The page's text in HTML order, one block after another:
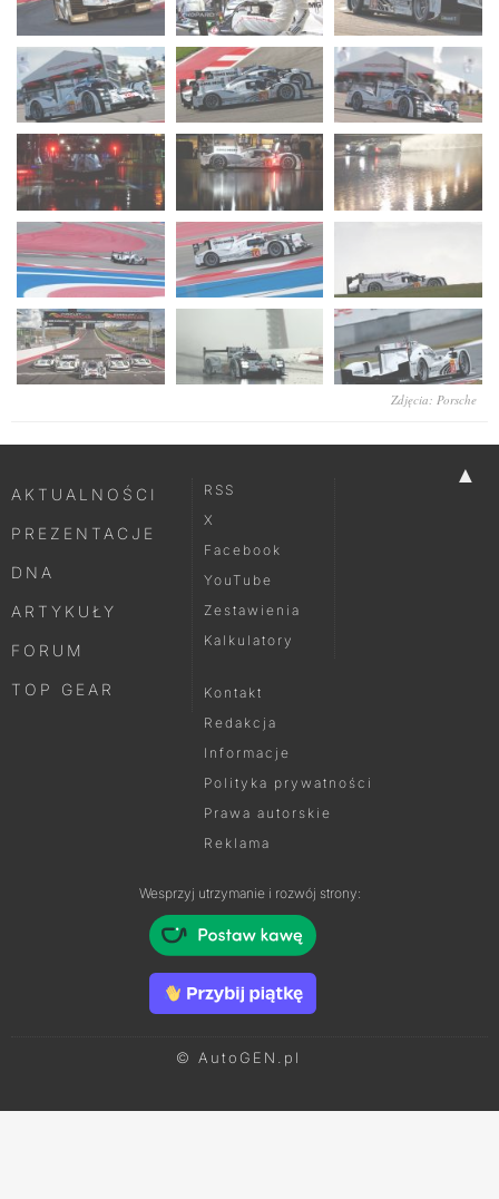
Zdjęcia: Porsche
▲
AKTUALNOŚCI
PREZENTACJE
DNA
ARTYKUŁY
FORUM
TOP GEAR
RSS
X
Facebook
YouTube
Zestawienia
Kalkulatory
Kontakt
Redakcja
Informacje
Polityka prywatności
Prawa autorskie
Reklama
Wesprzyj utrzymanie i rozwój strony:
© AutoGEN.pl